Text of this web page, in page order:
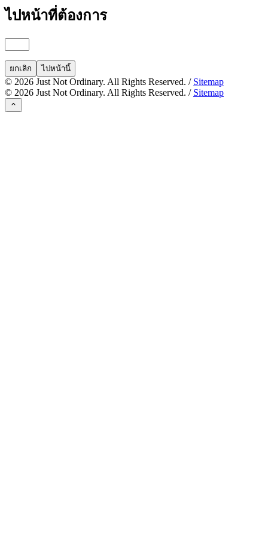
ไปหน้าที่ต้องการ
ยกเลิก ไปหน้านี้
© 2026 Just Not Ordinary. All Rights Reserved. / Sitemap
© 2026 Just Not Ordinary. All Rights Reserved. / Sitemap